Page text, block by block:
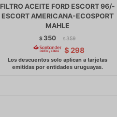
FILTRO ACEITE FORD ESCORT 96/-
ESCORT AMERICANA-ECOSPORT
MAHLE
$ 350 $ 359
$ 298